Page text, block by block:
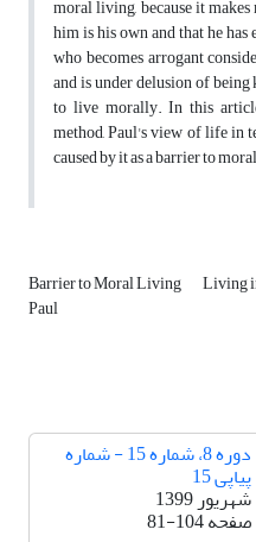
moral living, because it
him is his own and that he
who becomes arrogant
and is under delusion of
to live morally. In this
method, Paul's view of life in
caused by it as a barrier to
Barrier to Moral Living Living
Paul
دوره 8، شماره 15 - شماره
پیاپی 15
شهریور 1399
صفحه81-104